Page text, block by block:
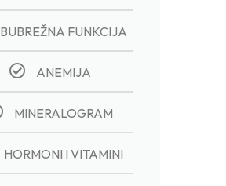
BUBREŽNA FUNKCIJA
ANEMIJA
MINERALOGRAM
HORMONI I VITAMINI